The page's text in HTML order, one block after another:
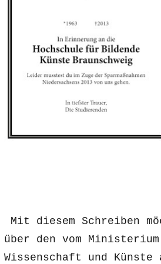
Mit diesem Schreiben
über den vom
Wissenschaft und Künste